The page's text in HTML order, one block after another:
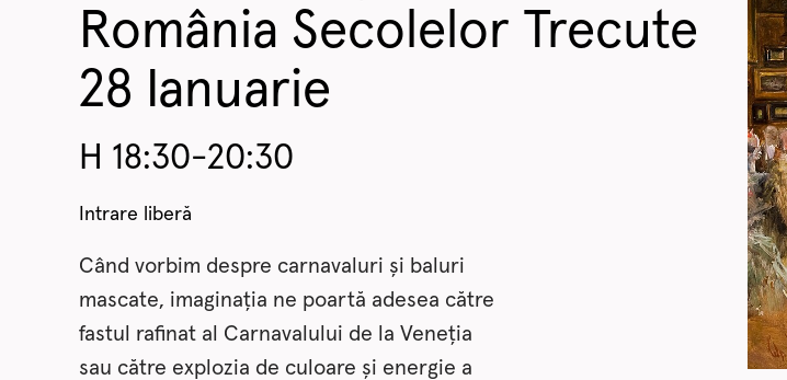
România Secolelor Trecute
28 Ianuarie
H 18:30-20:30
Intrare liberă
Când vorbim despre carnavaluri și baluri
mascate, imaginația ne poartă adesea către
fastul rafinat al Carnavalului de la Veneția
sau către explozia de culoare și energie a